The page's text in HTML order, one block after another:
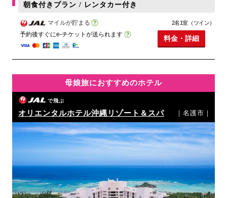
朝食付きプラン / レンタカー付き
マイルが貯まる
予約後すぐにe-チケットが送られます
2名1室（ツイン）
料金・詳細
母娘旅におすすめのホテル
で飛ぶ
オリエンタルホテル沖縄リゾート＆スパ ｜名護市｜